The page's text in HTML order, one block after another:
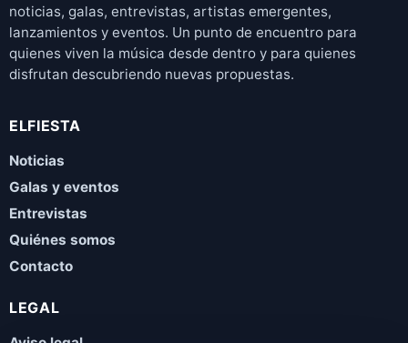
noticias, galas, entrevistas, artistas emergentes,
lanzamientos y eventos. Un punto de encuentro para
quienes viven la música desde dentro y para quienes
disfrutan descubriendo nuevas propuestas.
ELFIESTA
Noticias
Galas y eventos
Entrevistas
Quiénes somos
Contacto
LEGAL